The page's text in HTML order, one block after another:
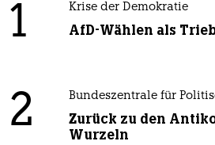
1 Krise der Demokratie
AfD-Wählen als
2 Bundeszentrale für
Zurück zu den
Wurzeln